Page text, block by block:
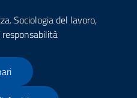
Sociologia del lavoro,